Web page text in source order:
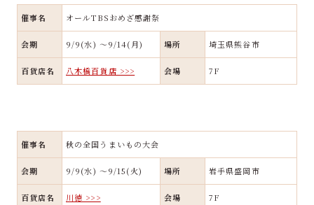
催事名 オールTBSおめざ感謝祭
会期 9/9(水) ～9/14(月) 場所 埼玉県熊谷市
百貨店名 八木橋百貨店 >>> 会場 7F
催事名 秋の全国うまいもの大会
会期 9/9(水) ～9/15(火) 場所 岩手県盛岡市
百貨店名 川徳 >>> 会場 7F